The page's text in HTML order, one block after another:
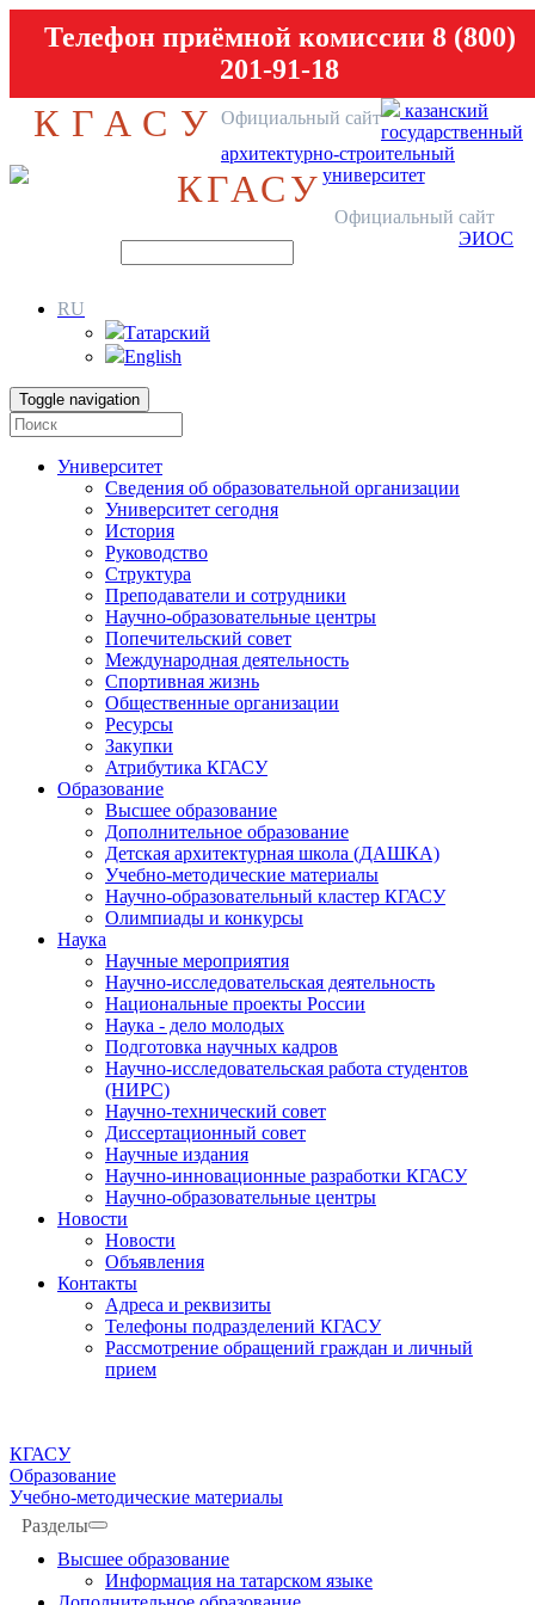
Телефон приёмной комиссии 8 (800)
201-91-18
КГАСУ Официальный сайт
казанский
государственный
архитектурно-строительный
университет
КГАСУ
Официальный сайт
ЭИОС
RU
Татарский
English
Toggle navigation
Университет
Сведения об образовательной организации
Университет сегодня
История
Руководство
Структура
Преподаватели и сотрудники
Научно-образовательные центры
Попечительский совет
Международная деятельность
Спортивная жизнь
Общественные организации
Ресурсы
Закупки
Атрибутика КГАСУ
Образование
Высшее образование
Дополнительное образование
Детская архитектурная школа (ДАШКА)
Учебно-методические материалы
Научно-образовательный кластер КГАСУ
Олимпиады и конкурсы
Наука
Научные мероприятия
Научно-исследовательская деятельность
Национальные проекты России
Наука - дело молодых
Подготовка научных кадров
Научно-исследовательская работа студентов
(НИРС)
Научно-технический совет
Диссертационный совет
Научные издания
Научно-инновационные разработки КГАСУ
Научно-образовательные центры
Новости
Новости
Объявления
Контакты
Адреса и реквизиты
Телефоны подразделений КГАСУ
Рассмотрение обращений граждан и личный
прием
КГАСУ
Образование
Учебно-методические материалы
Разделы
Высшее образование
Информация на татарском языке